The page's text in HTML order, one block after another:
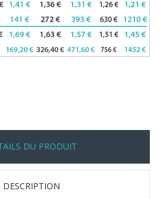
DU PRODUIT
DESCRIPTION
add_circle_outlineCreate new list
Créer une liste d'envies
Connexion